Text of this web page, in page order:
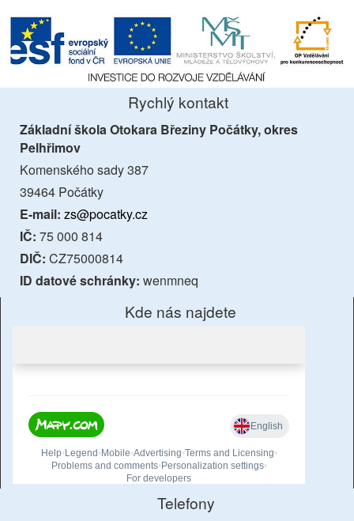
Rychlý kontakt
Základní škola Otokara Březiny Počátky, okres
Pelhřimov
Komenského sady 387
39464 Počátky
E-mail: zs@pocatky.cz
IČ: 75 000 814
DIČ: CZ75000814
ID datové schránky: wenmneq
Kde nás najdete
Telefony